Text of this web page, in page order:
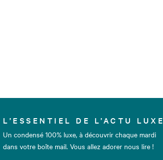
L’ESSENTIEL DE L’ACTU LUXE
Un condensé 100% luxe, à découvrir chaque mardi
dans votre boîte mail. Vous allez adorer nous lire !